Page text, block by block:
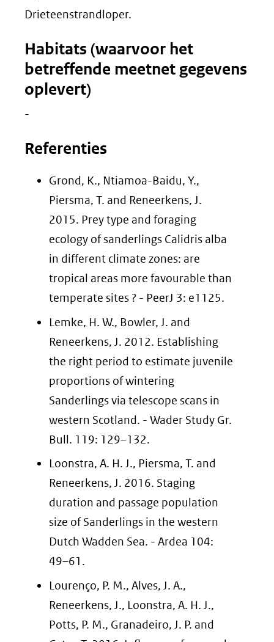
Drieteenstrandloper.
Habitats (waarvoor het
betreffende meetnet gegevens
oplevert)
-
Referenties
Grond, K., Ntiamoa-Baidu, Y.,
Piersma, T. and Reneerkens, J.
2015. Prey type and foraging
ecology of sanderlings Calidris alba
in different climate zones: are
tropical areas more favourable than
temperate sites ? - PeerJ 3: e1125.
Lemke, H. W., Bowler, J. and
Reneerkens, J. 2012. Establishing
the right period to estimate juvenile
proportions of wintering
Sanderlings via telescope scans in
western Scotland. - Wader Study Gr.
Bull. 119: 129–132.
Loonstra, A. H. J., Piersma, T. and
Reneerkens, J. 2016. Staging
duration and passage population
size of Sanderlings in the western
Dutch Wadden Sea. - Ardea 104:
49–61.
Lourenço, P. M., Alves, J. A.,
Reneerkens, J., Loonstra, A. H. J.,
Potts, P. M., Granadeiro, J. P. and